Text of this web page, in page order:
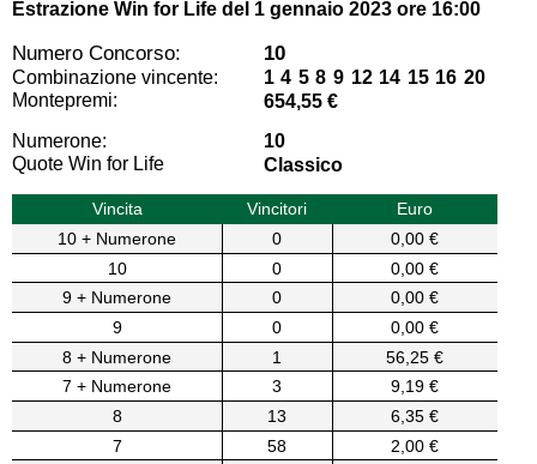
Estrazione Win for Life del 1 gennaio 2023 ore 16:00
Numero Concorso: 10
Combinazione vincente:
1 4 5 8 9 12 14 15 16 20
Montepremi:
654,55 €
Numerone:
10
Quote Win for Life
Classico
Vincita Vincitori
Euro
10 + Numerone
0
0,00 €
10
0
0,00 €
9 + Numerone
0
0,00 €
9
0
0,00 €
8 + Numerone
1
56,25 €
7 + Numerone
3
9,19 €
8
13
6,35 €
7
58
2,00 €